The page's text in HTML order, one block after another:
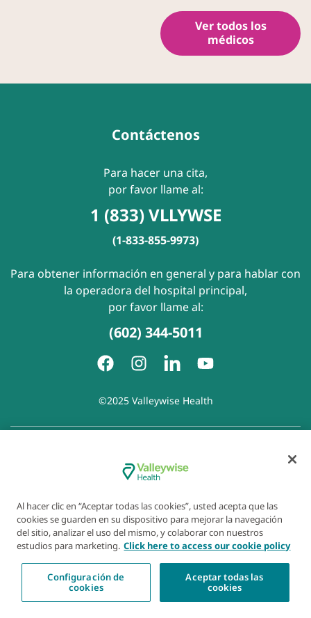
Ver todos los
médicos
Contáctenos
Para hacer una cita,
por favor llame al:
1 (833) VLLYWSE
(1-833-855-9973)
Para obtener información en general y para hablar con
la operadora del hospital principal,
por favor llame al:
(602) 344-5011
©2025 Valleywise Health
responsabilidades del paciente|Aviso de prácticas de
Aviso de Prohibición de la Discriminación
enlazados|Política de cookies|Preferencias de cookies
Al hacer clic en “Aceptar todas las cookies”, usted acepta que las
cookies se guarden en su dispositivo para mejorar la navegación
del sitio, analizar el uso del mismo, y colaborar con nuestros
estudios para marketing. Click here to access our cookie policy
Configuración de
cookies
Aceptar todas las
cookies